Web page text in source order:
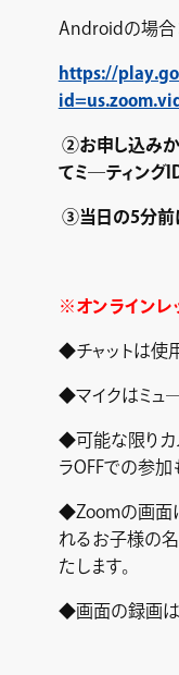
Androidの場合
https://
②お申し込み
てミ―ティング
③当日の5分前
※オンラインレ
◆チャットは使
◆マイクはミュ―
◆可能な限りカ
ラOFFでの参加
◆Zoomの画面
れるお子様の
たします。
◆画面の録画は